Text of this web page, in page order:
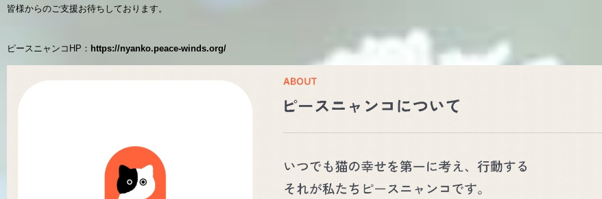
皆様からのご支援お待ちしております。
ピースニャンコHP： https://nyanko.peace-winds.org/